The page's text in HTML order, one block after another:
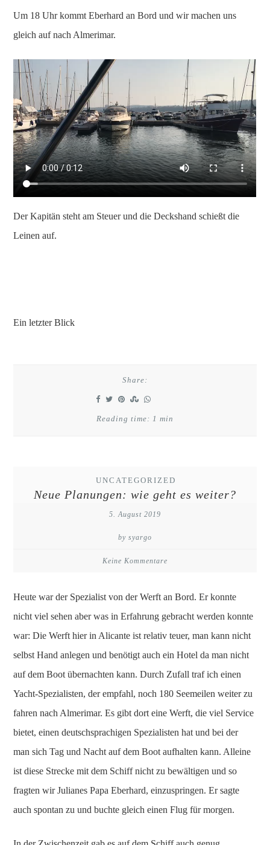
Um 18 Uhr kommt Eberhard an Bord und wir machen uns
gleich auf nach Almerimar.
Der Kapitän steht am Steuer und die Deckshand schießt die
Leinen auf.
Ein letzter Blick
Share:
Reading time: 1 min
UNCATEGORIZED
Neue Planungen: wie geht es weiter?
5. August 2019
by syargo
Keine Kommentare
Heute war der Spezialist von der Werft an Bord. Er konnte
nicht viel sehen aber was in Erfahrung gebracht werden konnte
war: Die Werft hier in Alicante ist relativ teuer, man kann nicht
selbst Hand anlegen und benötigt auch ein Hotel da man nicht
auf dem Boot übernachten kann. Durch Zufall traf ich einen
Yacht-Spezialisten, der empfahl, noch 180 Seemeilen weiter zu
fahren nach Almerimar. Es gibt dort eine Werft, die viel Service
bietet, einen deutschsprachigen Spezialisten hat und bei der
man sich Tag und Nacht auf dem Boot aufhalten kann. Alleine
ist diese Strecke mit dem Schiff nicht zu bewältigen und so
fragten wir Julianes Papa Eberhard, einzuspringen. Er sagte
auch spontan zu und buchte gleich einen Flug für morgen.